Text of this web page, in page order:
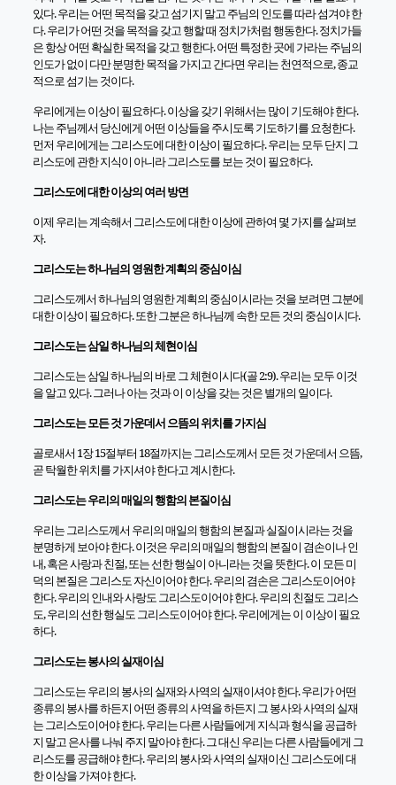
있다. 우리는 어떤 목적을 갖고 섬기지 말고 주님의 인도를 따라 섬겨야 한
다. 우리가 어떤 것을 목적을 갖고 행할 때 정치가처럼 행동한다. 정치가들
은 항상 어떤 확실한 목적을 갖고 행한다. 어떤 특정한 곳에 가라는 주님의
인도가 없이 다만 분명한 목적을 가지고 간다면 우리는 천연적으로, 종교
적으로 섬기는 것이다.
우리에게는 이상이 필요하다. 이상을 갖기 위해서는 많이 기도해야 한다.
나는 주님께서 당신에게 어떤 이상들을 주시도록 기도하기를 요청한다.
먼저 우리에게는 그리스도에 대한 이상이 필요하다. 우리는 모두 단지 그
리스도에 관한 지식이 아니라 그리스도를 보는 것이 필요하다.
그리스도에 대한 이상의 여러 방면
이제 우리는 계속해서 그리스도에 대한 이상에 관하여 몇 가지를 살펴보
자.
그리스도는 하나님의 영원한 계획의 중심이심
그리스도께서 하나님의 영원한 계획의 중심이시라는 것을 보려면 그분에
대한 이상이 필요하다. 또한 그분은 하나님께 속한 모든 것의 중심이시다.
그리스도는 삼일 하나님의 체현이심
그리스도는 삼일 하나님의 바로 그 체현이시다(골 2:9). 우리는 모두 이것
을 알고 있다. 그러나 아는 것과 이 이상을 갖는 것은 별개의 일이다.
그리스도는 모든 것 가운데서 으뜸의 위치를 가지심
골로새서 1장 15절부터 18절까지는 그리스도께서 모든 것 가운데서 으뜸,
곧 탁월한 위치를 가지셔야 한다고 계시한다.
그리스도는 우리의 매일의 행함의 본질이심
우리는 그리스도께서 우리의 매일의 행함의 본질과 실질이시라는 것을
분명하게 보아야 한다. 이것은 우리의 매일의 행함의 본질이 겸손이나 인
내, 혹은 사랑과 친절, 또는 선한 행실이 아니라는 것을 뜻한다. 이 모든 미
덕의 본질은 그리스도 자신이어야 한다. 우리의 겸손은 그리스도이어야
한다. 우리의 인내와 사랑도 그리스도이어야 한다. 우리의 친절도 그리스
도, 우리의 선한 행실도 그리스도이어야 한다. 우리에게는 이 이상이 필요
하다.
그리스도는 봉사의 실재이심
그리스도는 우리의 봉사의 실재와 사역의 실재이셔야 한다. 우리가 어떤
종류의 봉사를 하든지 어떤 종류의 사역을 하든지 그 봉사와 사역의 실재
는 그리스도이어야 한다. 우리는 다른 사람들에게 지식과 형식을 공급하
지 말고 은사를 나눠 주지 말아야 한다. 그 대신 우리는 다른 사람들에게 그
리스도를 공급해야 한다. 우리의 봉사와 사역의 실재이신 그리스도에 대
한 이상을 가져야 한다.